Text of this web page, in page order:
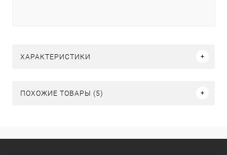
ХАРАКТЕРИСТИКИ
ПОХОЖИЕ ТОВАРЫ (5)